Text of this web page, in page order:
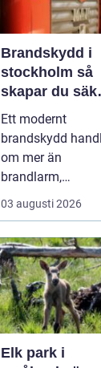
Brandskydd i
stockholm så
skapar du
byggnader på
riktigt
Ett modernt
brandskydd
om mer än
brandlarm,
utrymningsplaner
brandsläckare på
vägga...
03 augusti 2026
Elk park i